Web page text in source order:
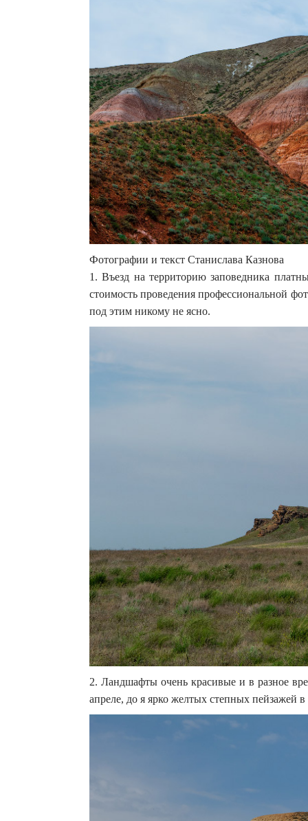
Фотографии и текст Станислава Казнова
1. Въезд на территорию заповедника
стоимость проведения профессиональной
под этим никому не ясно.
2. Ландшафты очень красивые и в разное
апреле, до я ярко желтых степных пейзажей в